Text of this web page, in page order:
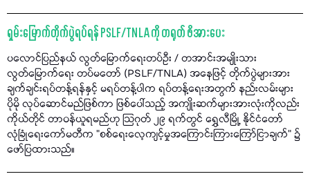
ရှမ်းမြောက်တိုက်ပွဲရပ်ရန် PSLF/TNLA ကို တရုတ် ဖိအားပေး
ပလောင်ပြည်နယ် လွတ်မြောက်ရေးတပ်ဦး / တအာင်းအမျိုးသား
လွတ်မြောက်ရေး တပ်မတော် (PSLF/TNLA) အနေဖြင့် တိုက်ပွဲများအား
ချက်ချင်းရပ်တန့်ရန်နှင့် မရပ်တန့်ပါက ရပ်တန့်ရေးအတွက် နည်းလမ်းများ
ပိုမို လုပ်ဆောင်မည်ဖြစ်ကာ ဖြစ်ပေါ်သည့် အကျိုးဆက်များအားလုံးကိုလည်း
ကိုယ်တိုင် တာဝန်ယူရမည်ဟု သြဂုတ် ၂၉ ရက်တွင် ရွှေလီမြို့ နိုင်ငံတော်
လုံခြုံရေးကော်မတီက "စစ်ရေးလေ့ကျင့်မှုအကြောင်းကြားကြော်ငြာချက်" ၌
ဖော်ပြထားသည်။